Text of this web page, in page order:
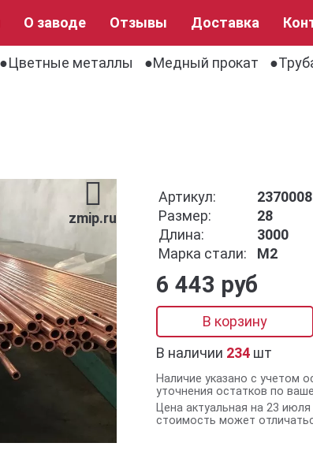
О заводе Отзывы Доставка
Цветные металлы Медный прокат
zmip.ru
Артикул:
Размер:
28
Длина:
3000
Марка стали:
М2
6 443 руб
В корзину
В наличии 234 шт
Наличие указано с учетом
уточнения остатков по
Цена актуальная на 23
стоимость может